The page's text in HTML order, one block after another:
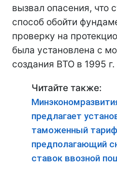
вызвал опасения, что
способ обойти
проверку на
была установлена с
создания ВТО в 1995 г.
Читайте также:
предлагает
таможенный
предполагающий
ставок ввозной